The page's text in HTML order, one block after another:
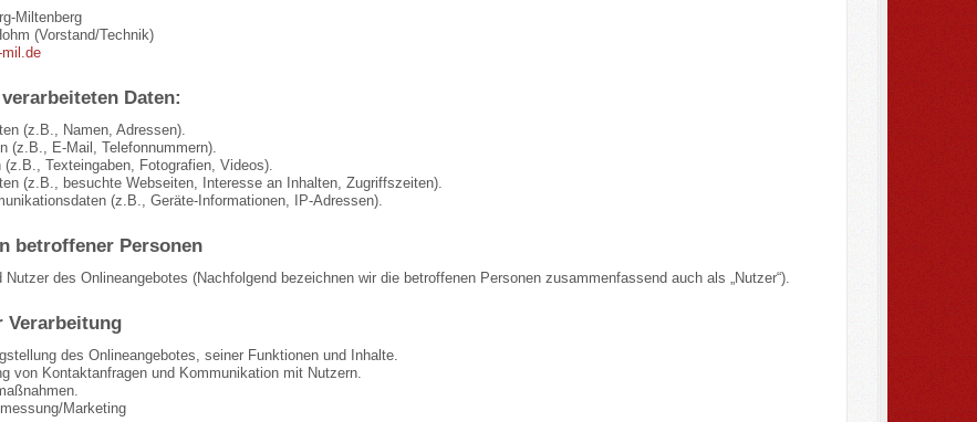
Miltenberg
(Vorstand/Technik)
Daten:
(z.B., Namen, Adressen).
(z.B., E-Mail, Telefonnummern).
(z.B., Texteingaben, Fotografien, Videos).
(z.B., besuchte Webseiten, Interesse an Inhalten, Zugriffszeiten).
(z.B., Geräte-Informationen, IP-Adressen).
betroffener Personen
Nutzer des Onlineangebotes (Nachfolgend bezeichnen wir die betroffenen Personen zusammenfassend auch als „Nutzer“).
Verarbeitung
des Onlineangebotes, seiner Funktionen und Inhalte.
von Kontaktanfragen und Kommunikation mit Nutzern.
Marketing